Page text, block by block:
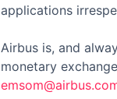
applications
Airbus is, and
monetary